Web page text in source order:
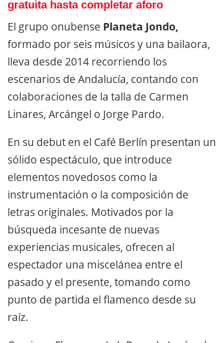
gratuita hasta completar aforo
El grupo onubense Planeta Jondo,
formado por seis músicos y una bailaora,
lleva desde 2014 recorriendo los
escenarios de Andalucía, contando con
colaboraciones de la talla de Carmen
Linares, Arcángel o Jorge Pardo.
En su debut en el Café Berlín presentan un
sólido espectáculo, que introduce
elementos novedosos como la
instrumentación o la composición de
letras originales. Motivados por la
búsqueda incesante de nuevas
experiencias musicales, ofrecen al
espectador una miscelánea entre el
pasado y el presente, tomando como
punto de partida el flamenco desde su
raíz.